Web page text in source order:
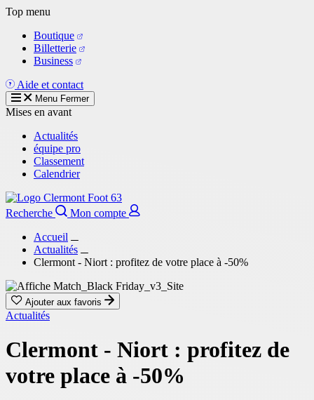
Aller
contenu
principal
Top menu
Boutique
Billetterie
Business
Aide et contact
Menu Fermer
Mises en avant
Actualités
équipe pro
Classement
Calendrier
Recherche
Mon compte
Accueil
Actualités
Clermont - Niort : profitez de votre place à -50%
Ajouter aux favoris
Actualités
Clermont - Niort : profitez de
votre place à -50%